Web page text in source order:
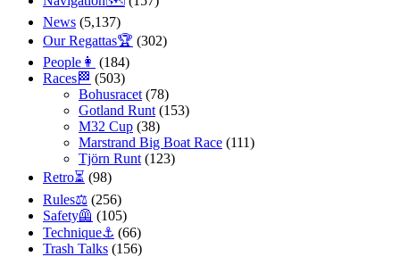
News (5,137)
Our Regattas🏆 (302)
People👩 (184)
Races🏁 (503)
Bohusracet (78)
Gotland Runt (153)
M32 Cup (38)
Marstrand Big Boat Race (111)
Tjörn Runt (123)
Retro⏳ (98)
Rules⚖️ (256)
Safety🦺 (105)
Technique⚓️ (66)
Trash Talks (156)